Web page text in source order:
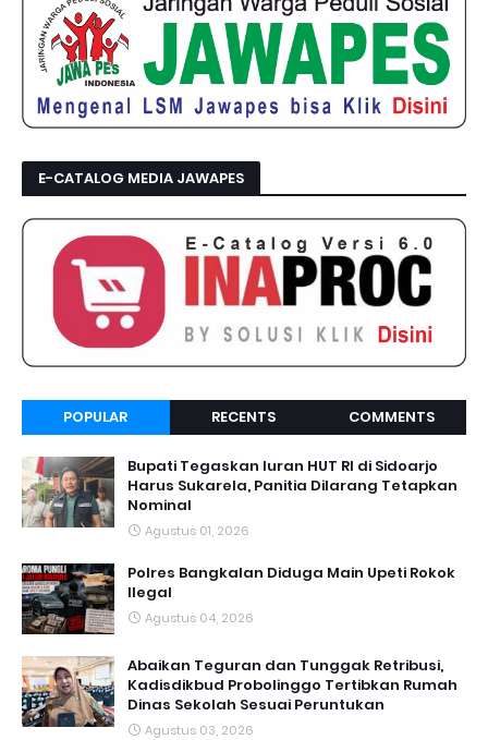
E-CATALOG MEDIA JAWAPES
POPULAR RECENTS COMMENTS
Bupati Tegaskan Iuran HUT RI di Sidoarjo
Harus Sukarela, Panitia Dilarang Tetapkan
Nominal
Agustus 01, 2026
Polres Bangkalan Diduga Main Upeti Rokok
Ilegal
Agustus 04, 2026
Abaikan Teguran dan Tunggak Retribusi,
Kadisdikbud Probolinggo Tertibkan Rumah
Dinas Sekolah Sesuai Peruntukan
Agustus 03, 2026